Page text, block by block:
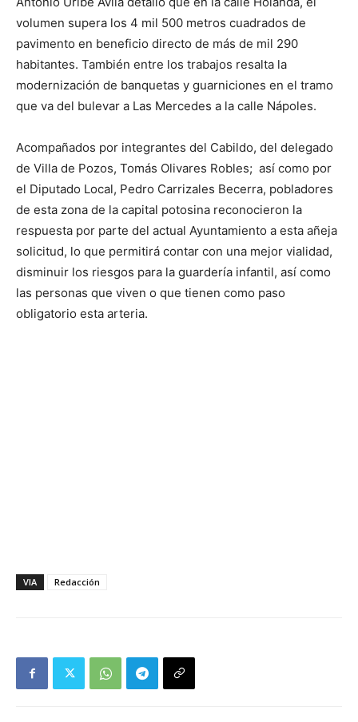
volumen supera los 4 mil 500 metros cuadrados de
pavimento en beneficio directo de más de mil 290
habitantes. También entre los trabajos resalta la
modernización de banquetas y guarniciones en el tramo
que va del bulevar a Las Mercedes a la calle Nápoles.
Acompañados por integrantes del Cabildo, del delegado
de Villa de Pozos, Tomás Olivares Robles; así como por
el Diputado Local, Pedro Carrizales Becerra, pobladores
de esta zona de la capital potosina reconocieron la
respuesta por parte del actual Ayuntamiento a esta añeja
solicitud, lo que permitirá contar con una mejor vialidad,
disminuir los riesgos para la guardería infantil, así como
las personas que viven o que tienen como paso
obligatorio esta arteria.
VIA Redacción